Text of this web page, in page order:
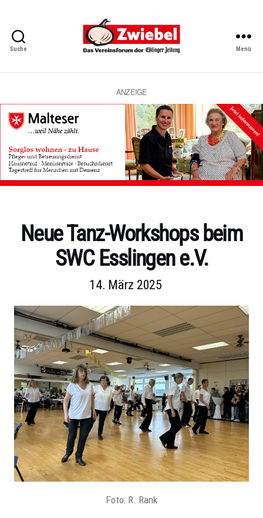
Suche
Vereinsforum
Eßlinger
Zeitung
Menü
ANZEIGE
Kategorien
Neue Tanz-Workshops beim
SWC Esslingen e.V.
14. März 2025
Foto: R. Rank